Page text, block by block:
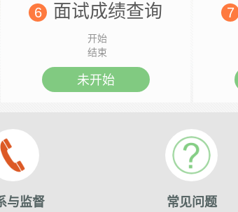
6 面试成绩查询
开始
结束
未开始
7
与监督 常见问题